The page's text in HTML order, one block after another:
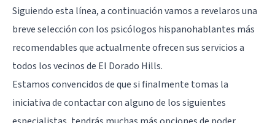
Siguiendo esta línea, a continuación vamos a revelaros una
breve selección con los psicólogos hispanohablantes más
recomendables que actualmente ofrecen sus servicios a
todos los vecinos de El Dorado Hills.
Estamos convencidos de que si finalmente tomas la
iniciativa de contactar con alguno de los siguientes